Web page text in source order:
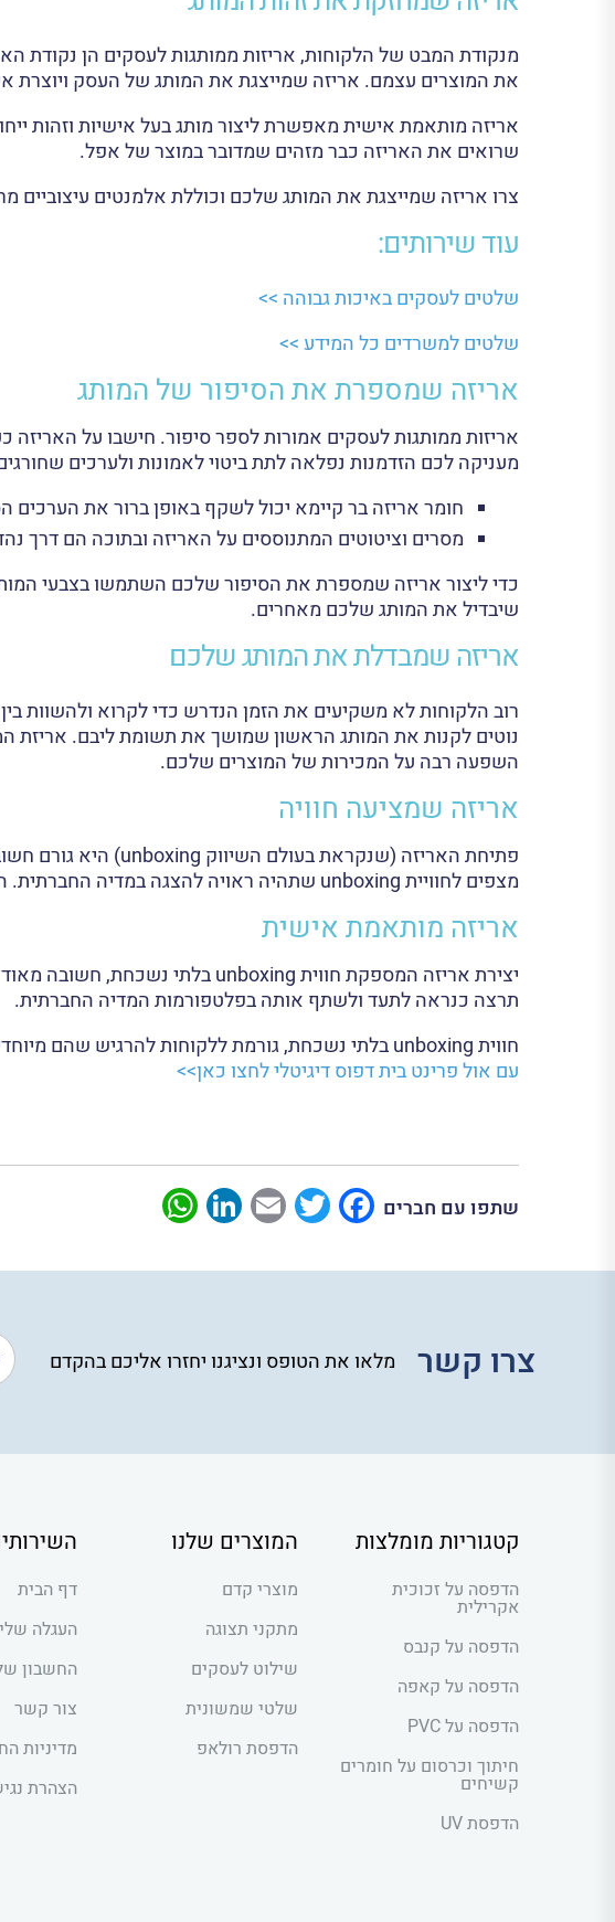
מנקודת המבט של הלקוחות, אריזות ממותגות לעסקים הן נקודת
את המוצרים עצמם. אריזה שמייצגת את המותג של העסק ויוצרת
אריזה מותאמת אישית מאפשרת ליצור מותג בעל אישיות וזהות
שרואים את האריזה כבר מזהים שמדובר במוצר של אפל.
צרו אריזה שמייצגת את המותג שלכם וכוללת אלמנטים עיצוביים
עוד שירותים:
שלטים לעסקים באיכות גבוהה >>
שלטים למשרדים כל המידע >>
אריזה שמספרת את הסיפור של המותג
אריזות ממותגות לעסקים אמורות לספר סיפור. חישבו על
מעניקה לכם הזדמנות נפלאה לתת ביטוי לאמונות ולערכים
חומר אריזה בר קיימא יכול לשקף באופן ברור את הערכים
מסרים וציטוטים המתנוססים על האריזה ובתוכה הם דרך
כדי ליצור אריזה שמספרת את הסיפור שלכם השתמשו בצבעי
שיבדיל את המותג שלכם מאחרים.
אריזה שמבדלת את המותג שלכם
רוב הלקוחות לא משקיעים את הזמן הנדרש כדי לקרוא ולהשוות
נוטים לקנות את המותג הראשון שמושך את תשומת ליבם. אריזת
השפעה רבה על המכירות של המוצרים שלכם.
אריזה שמציעה חוויה
מצפים לחוויית unboxing שתהיה ראויה להצגה במדיה החברתית. הם מחפשים את התחושה המרגשת הזו המתרחשת עם קבלת המתנה.
אריזה מותאמת אישית
תרצה כנראה לתעד ולשתף אותה בפלטפורמות המדיה החברתית.
חווית unboxing בלתי נשכחת, גורמת ללקוחות להרגיש שהם מיוחדים ומחברת אותם למוצרים שלכם. צרו אריזה ייחודית שמציעה ללקוחות חוויה מרגשת!
עם אול פרינט בית דפוס דיגיטלי לחצו כאן>>
שתפו עם חברים Facebook
Twitter
Email
LinkedIn
צרו קשר מלאו את הטופס ונציגנו יחזרו אליכם בהקדם
קטגוריות מומלצות
הדפסה על זכוכית
אקרילית
הדפסה על קנבס
הדפסה על קאפה
הדפסה על PVC
חיתוך וכרסום על חומרים
קשיחים
הדפסת UV
המוצרים שלנו
מוצרי קדם
מתקני תצוגה
שילוט לעסקים
שלטי שמשונית
הדפסת רולאפ
דף הבית
העגלה שלי
החשבון
צור קשר
מדיניות
הצהרת